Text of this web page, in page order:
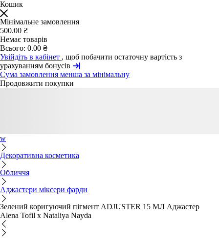
Кошик
Мінімальне замовлення
500.00 ₴
Немає товарів
Всього: 0.00 ₴
Увійдіть в кабінет , щоб побачити остаточну вартість з
урахуванням бонусів
Сума замовлення менша за мінімальну
Продовжити покупки
w
Декоративна косметика
Обличчя
Аджастери міксери фарди
Зелений коригуючий пігмент ADJUSTER 15 МЛ Аджастер
Alena Tofil x Nataliya Nayda